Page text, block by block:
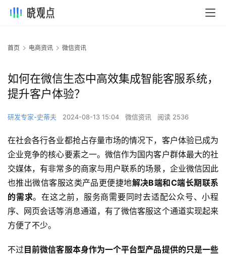
首页 电商资讯 微信资讯
如何在微信生态中高效集成智能客服系统，
提升客户体验？
研发专家-史蒂夫 2024-08-13 15:04 微信资讯 阅读 2536
在社会各行各业都抢占存量市场的情况下，客户体验已成为
企业竞争的核心要素之一。微信作为国内客户群体最大的社
交媒体，有非常多的商家与用户联系的场景，企业微信因此
也推出微信客服这类产品更便捷地解决B端和C端长期联系
的需求。在这之前，服务商需要同时去适配公众号、小程
序、网页会话等消息通道，有了微信客服这个通道实现起来
方便了不少。
不过 目前微信客服本身作为一个平台型产品提供的只是一些